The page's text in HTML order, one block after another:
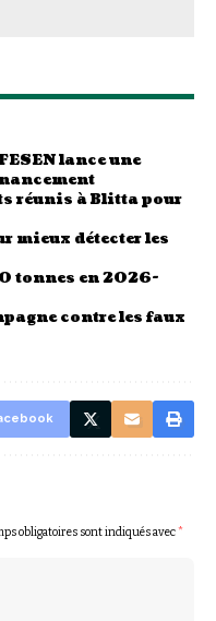
lance une
réunis à Blitta pour
mieux détecter les
tonnes en 2026-
contre les faux
obligatoires sont indiqués avec*